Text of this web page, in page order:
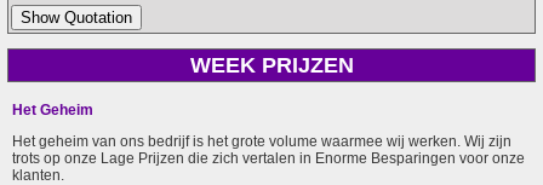
WEEK PRIJZEN
Het Geheim
Het geheim van ons bedrijf is het grote volume waarmee wij werken. Wij zijn
trots op onze Lage Prijzen die zich vertalen in Enorme Besparingen voor onze
klanten.